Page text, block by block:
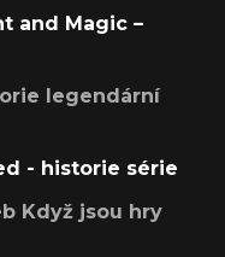
and Magic –
legendární
- historie série
Když jsou hry